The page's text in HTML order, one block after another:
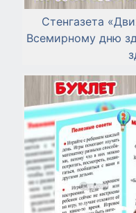
Стенгазета
Всемирному дню